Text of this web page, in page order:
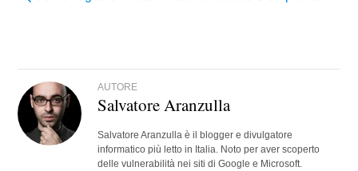
AUTORE
Salvatore Aranzulla
Salvatore Aranzulla è il blogger e divulgatore
informatico più letto in Italia. Noto per aver scoperto
delle vulnerabilità nei siti di Google e Microsoft.